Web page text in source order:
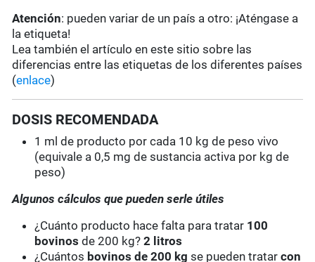
Atención: pueden variar de un país a otro: ¡Aténgase a
la etiqueta!
Lea también el artículo en este sitio sobre las
diferencias entre las etiquetas de los diferentes países
(enlace)
DOSIS RECOMENDADA
1 ml de producto por cada 10 kg de peso vivo
(equivale a 0,5 mg de sustancia activa por kg de
peso)
Algunos cálculos que pueden serle útiles
¿Cuánto producto hace falta para tratar 100
bovinosde 200 kg?2 litros
¿Cuántos bovinos de 200 kg se pueden tratarcon